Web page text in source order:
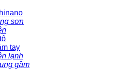
sơn
tay
lạnh
gầm